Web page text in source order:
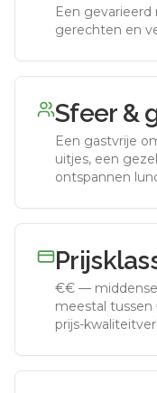
Een
gerechten en
Sfeer &
Een gastvrije
uitjes, een
ontspannen
€€ —
meestal tussen
prijs-